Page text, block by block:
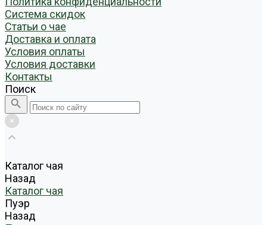
Система скидок
Статьи о чае
Доставка и оплата
Условия оплаты
Условия доставки
Контакты
Поиск
Каталог чая
Назад
Каталог чая
Пуэр
Назад